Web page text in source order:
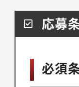
応募
必須